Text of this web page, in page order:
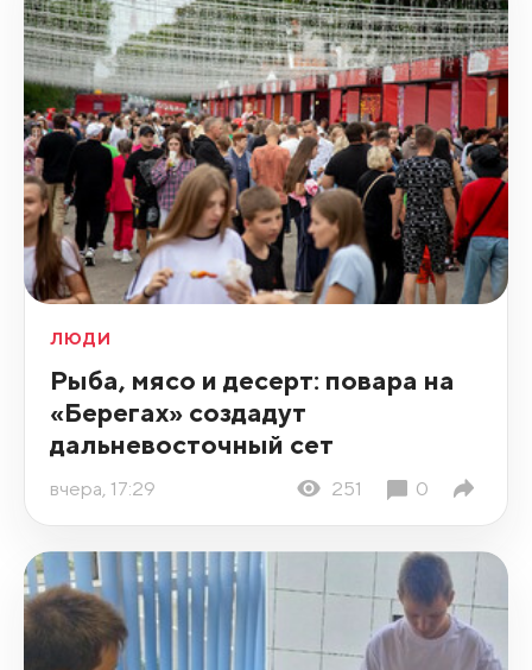
ЛЮДИ
Рыба, мясо и десерт: повара на
«Берегах» создадут
дальневосточный сет
вчера, 17:29 251 0